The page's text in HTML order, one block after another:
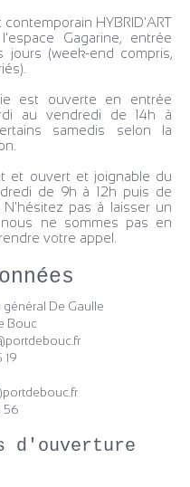
contemporain HYBRID'ART
Gagarine, entrée
jours (week-end compris,
est ouverte en entrée
au vendredi de 14h à
samedis selon la
et ouvert et joignable du
de 9h à 12h puis de
N'hésitez pas à laisser un
ne sommes pas en
votre appel.
général De Gaulle
Bouc
19
56
d'ouverture